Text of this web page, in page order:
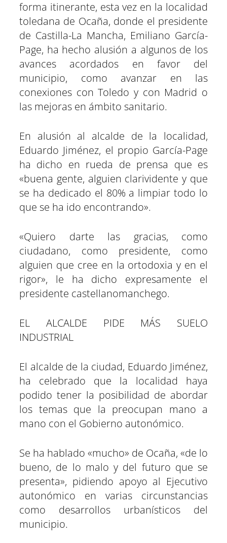
e
n
) e
n
e
n
e
n
e
n
e
n
forma itinerante, esta vez en la localidad
toledana de Ocaña, donde el presidente
de Castilla-La Mancha, Emiliano García-
Page, ha hecho alusión a algunos de los
avances acordados en favor del
municipio, como avanzar en las
conexiones con Toledo y con Madrid o
las mejoras en ámbito sanitario.
En alusión al alcalde de la localidad,
Eduardo Jiménez, el propio García-Page
ha dicho en rueda de prensa que es
«buena gente, alguien clarividente y que
se ha dedicado el 80% a limpiar todo lo
que se ha ido encontrando».
«Quiero darte las gracias, como
ciudadano, como presidente, como
alguien que cree en la ortodoxia y en el
rigor», le ha dicho expresamente el
presidente castellanomanchego.
EL ALCALDE PIDE MÁS SUELO
INDUSTRIAL
El alcalde de la ciudad, Eduardo Jiménez,
ha celebrado que la localidad haya
podido tener la posibilidad de abordar
los temas que la preocupan mano a
mano con el Gobierno autonómico.
Se ha hablado «mucho» de Ocaña, «de lo
bueno, de lo malo y del futuro que se
presenta», pidiendo apoyo al Ejecutivo
autonómico en varias circunstancias
como desarrollos urbanísticos del
municipio.